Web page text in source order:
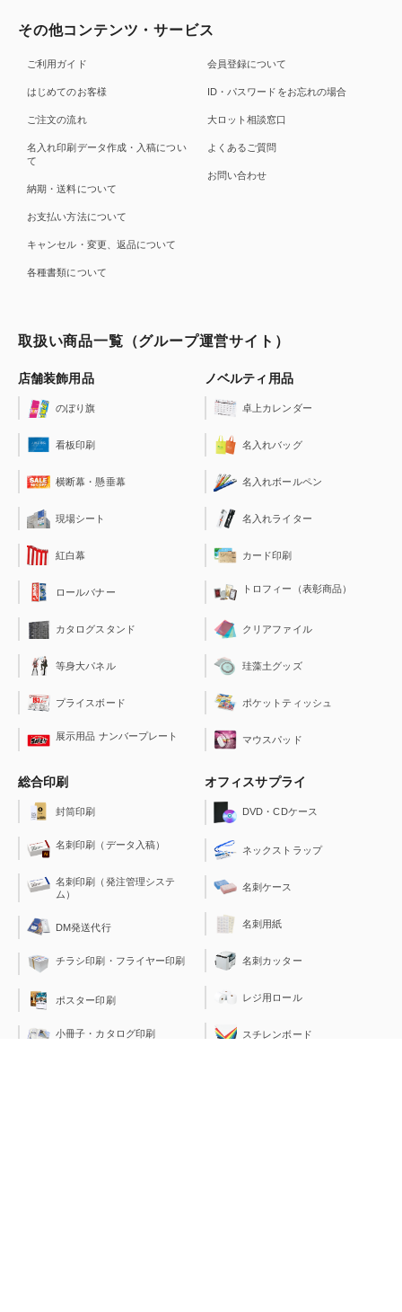
その他コンテンツ・サービス
ご利用ガイド
はじめてのお客様
ご注文の流れ
名入れ印刷データ作成・入稿につい
て
納期・送料について
お支払い方法について
キャンセル・変更、返品について
各種書類について
会員登録について
ID・パスワードをお忘れの場合
大ロット相談窓口
よくあるご質問
お問い合わせ
取扱い商品一覧（グループ運営サイト）
店舗装飾用品
のぼり旗
看板印刷
横断幕・懸垂幕
現場シート
紅白幕
ロールバナー
カタログスタンド
等身大パネル
プライスボード
展示用品 ナンバープレート
ノベルティ用品
卓上カレンダー
名入れバッグ
名入れボールペン
名入れライター
カード印刷
トロフィー（表彰商品）
クリアファイル
珪藻土グッズ
ポケットティッシュ
マウスパッド
総合印刷
封筒印刷
名刺印刷（データ入稿）
名刺印刷（発注管理システ
ム）
DM発送代行
チラシ印刷・フライヤー印刷
ポスター印刷
小冊子・カタログ印刷
オフィスサプライ
DVD・CDケース
ネックストラップ
名刺ケース
名刺用紙
名刺カッター
レジ用ロール
スチレンボード